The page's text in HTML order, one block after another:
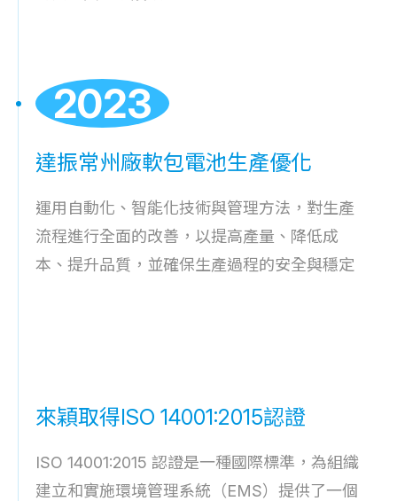
2023
達振常州廠軟包電池生產優化
運用自動化、智能化技術與管理方法，對生產
流程進行全面的改善，以提高產量、降低成
本、提升品質，並確保生產過程的安全與穩定
來穎取得ISO 14001:2015認證
ISO 14001:2015 認證是一種國際標準，為組織
建立和實施環境管理系統（EMS）提供了一個